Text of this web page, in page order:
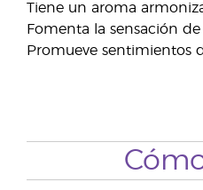
Tiene un aroma
Fomenta la sensación de
Promueve sentimientos